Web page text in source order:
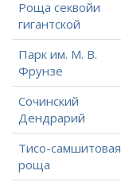
Роща секвойи
гигантской
Парк им. М. В.
Фрунзе
Сочинский
Дендрарий
Тисо-самшитовая
роща